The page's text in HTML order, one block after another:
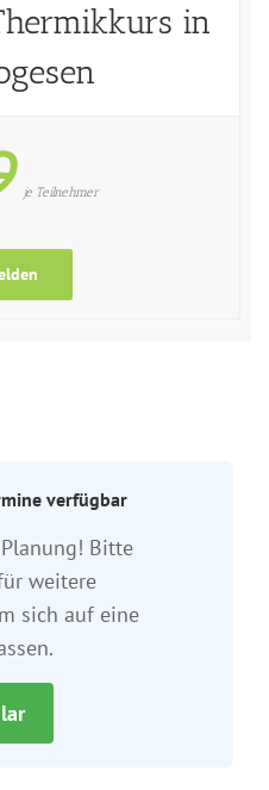
in
je Teilnehmer
verfügbar
Bitte
weitere
sich auf eine